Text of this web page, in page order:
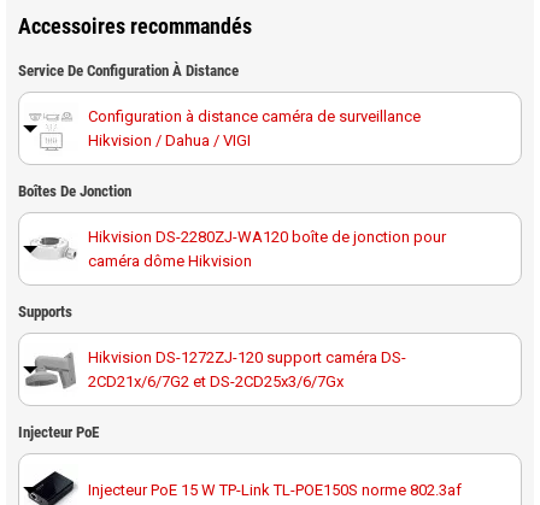
Accessoires recommandés
Service De Configuration À Distance
Configuration à distance caméra de surveillance
Hikvision / Dahua / VIGI
Boîtes De Jonction
Hikvision DS-2280ZJ-WA120 boîte de jonction pour
caméra dôme Hikvision
caméra dôme DS-2CD21xxGx-I
Supports
Hikvision DS-1272ZJ-120 support caméra DS-
2CD21x/6/7G2 et DS-2CD25x3/6/7Gx
Hikvision DS-1272ZJ-120B support avec boîte de
jonction pour caméra DS-2CD2xx6/7G2
Injecteur PoE
Injecteur PoE 15 W TP-Link TL-POE150S norme 802.3af